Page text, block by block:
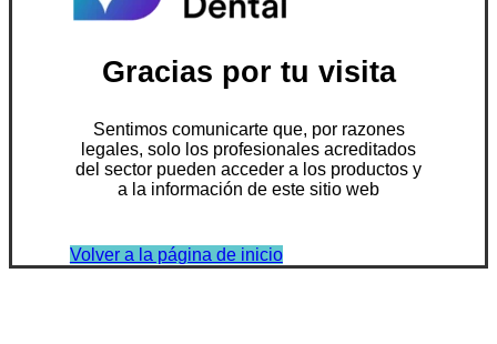
Gracias por tu visita
Sentimos comunicarte que, por razones
legales, solo los profesionales acreditados
del sector pueden acceder a los productos y
a la información de este sitio web
Volver a la página de inicio